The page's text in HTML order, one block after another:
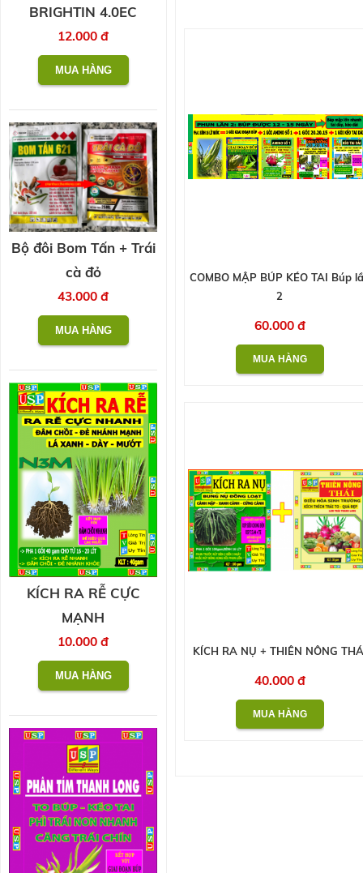
COMBO MẬP BÚP KÉO TAI Búp
2
60.000 đ
KÍCH RA NỤ + THIÊN NÔNG
40.000 đ
BRIGHTIN 4.0EC
12.000 đ
Bộ đôi Bom Tấn + Trái
cà đỏ
43.000 đ
KÍCH RA RỄ CỰC
MẠNH
10.000 đ